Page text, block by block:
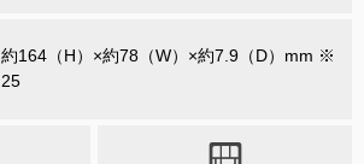
約164（H）×約78（W）×約7.9（D）mm ※
25